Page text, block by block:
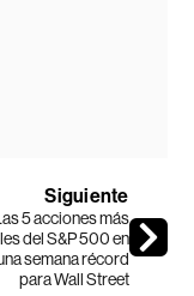
Siguiente
5 acciones más
del S&P 500 en
semana récord
para Wall Street